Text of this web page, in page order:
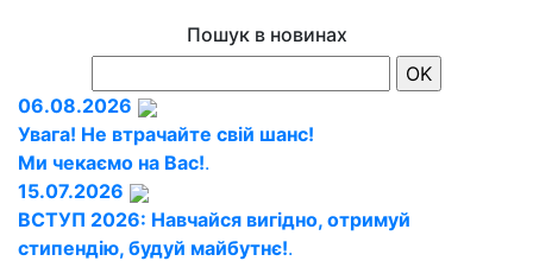
Пошук в новинах
06.08.2026
Увага! Не втрачайте свій шанс!
Ми чекаємо на Вас!.
15.07.2026
ВСТУП 2026: Навчайся вигідно, отримуй
стипендію, будуй майбутнє!.